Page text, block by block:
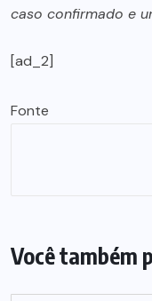
caso confirmado e
[ad_2]
Fonte
Você também